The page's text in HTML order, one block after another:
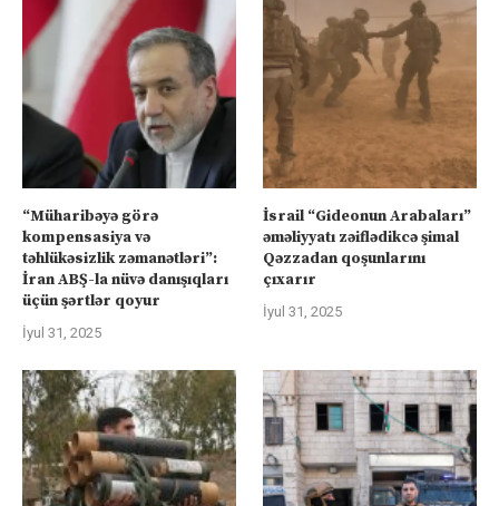
“Müharibəyə görə
kompensasiya və
təhlükəsizlik zəmanətləri”:
İran ABŞ-la nüvə danışıqları
üçün şərtlər qoyur
İyul 31, 2025
İsrail “Gideonun Arabaları”
əməliyyatı zəiflədikcə şimal
Qəzzadan qoşunlarını
çıxarır
İyul 31, 2025